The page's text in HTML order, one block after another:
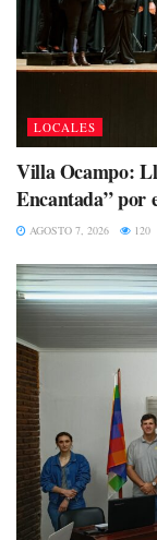
LOCALES
Villa Ocampo:
Encantada” por
AGOSTO 7, 2026 120